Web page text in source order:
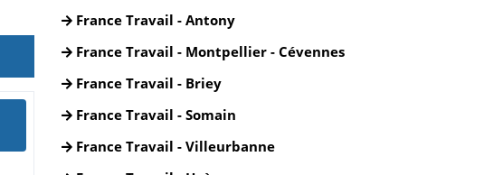
France Travail - Antony
France Travail - Montpellier - Cévennes
France Travail - Briey
France Travail - Somain
France Travail - Villeurbanne